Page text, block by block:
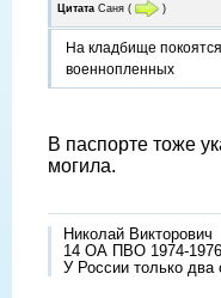
Цитата Саня ( )
На кладбище
военнопленных
В паспорте тоже
могила.
Николай Викторович
14 ОА ПВО 1974-1976
У России только